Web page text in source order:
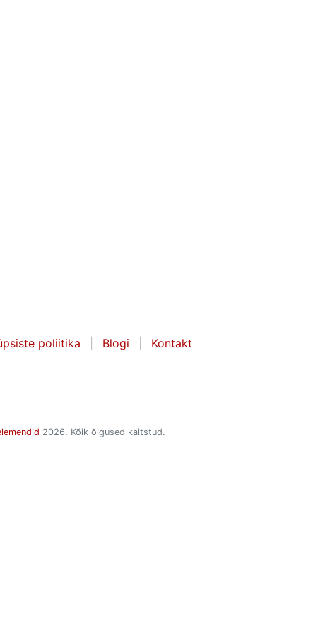
poliitika Blogi Kontakt
2026. Kõik õigused kaitstud.